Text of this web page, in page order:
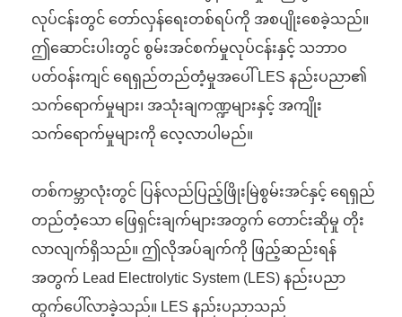
လုပ်ငန်းတွင် တော်လှန်ရေးတစ်ရပ်ကို အစပျိုးစေခဲ့သည်။
ဤဆောင်းပါးတွင် စွမ်းအင်စက်မှုလုပ်ငန်းနှင့် သဘာဝ
ပတ်ဝန်းကျင် ရေရှည်တည်တံ့မှုအပေါ် LES နည်းပညာ၏
သက်ရောက်မှုများ၊ အသုံးချကဏ္ဍများနှင့် အကျိုး
သက်ရောက်မှုများကို လေ့လာပါမည်။
တစ်ကမ္ဘာလုံးတွင် ပြန်လည်ပြည့်ဖြိုးမြဲစွမ်းအင်နှင့် ရေရှည်
တည်တံ့သော ဖြေရှင်းချက်များအတွက် တောင်းဆိုမှု တိုး
လာလျက်ရှိသည်။ ဤလိုအပ်ချက်ကို ဖြည့်ဆည်းရန်
အတွက် Lead Electrolytic System (LES) နည်းပညာ
ထွက်ပေါ်လာခဲ့သည်။ LES နည်းပညာသည်